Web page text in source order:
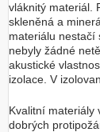
vláknitý materiál.
skleněná a
materiálu nestačí
nebyly žádné
akustické
izolace. V
Kvalitní materiály
dobrých